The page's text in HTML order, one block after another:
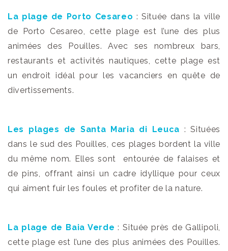
La plage de Porto Cesareo : Située dans la ville
de Porto Cesareo, cette plage est l’une des plus
animées des Pouilles. Avec ses nombreux bars,
restaurants et activités nautiques, cette plage est
un endroit idéal pour les vacanciers en quête de
divertissements.
Les plages de Santa Maria di Leuca : Situées
dans le sud des Pouilles, ces plages bordent la ville
du même nom. Elles sont entourée de falaises et
de pins, offrant ainsi un cadre idyllique pour ceux
qui aiment fuir les foules et profiter de la nature.
La plage de Baia Verde : Située près de Gallipoli,
cette plage est l’une des plus animées des Pouilles.